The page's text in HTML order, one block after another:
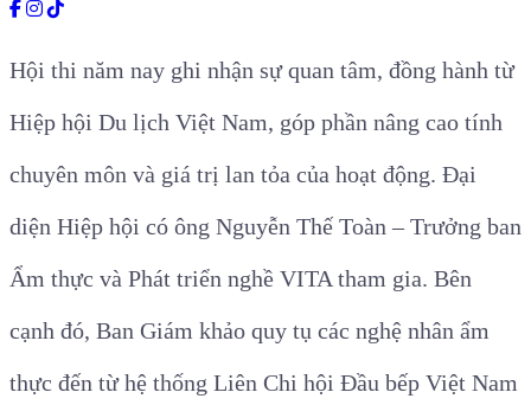
Hội thi năm nay ghi nhận sự quan tâm, đồng hành từ
Hiệp hội Du lịch Việt Nam, góp phần nâng cao tính
chuyên môn và giá trị lan tỏa của hoạt động. Đại
diện Hiệp hội có ông Nguyễn Thế Toàn – Trưởng ban
Ẩm thực và Phát triển nghề VITA tham gia. Bên
cạnh đó, Ban Giám khảo quy tụ các nghệ nhân ẩm
thực đến từ hệ thống Liên Chi hội Đầu bếp Việt Nam